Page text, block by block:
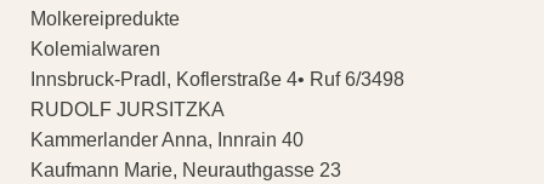
Molkereipredukte
Kolemialwaren
Innsbruck-Pradl, Koflerstraße 4• Ruf 6/3498
RUDOLF JURSITZKA
Kammerlander Anna, Innrain 40
Kaufmann Marie, Neurauthgasse 23